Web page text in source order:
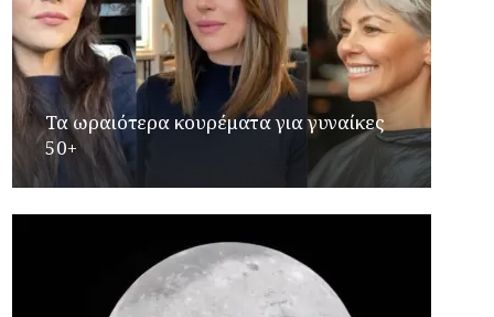
Τα ωραιότερα κουρέματα για γυναίκες
50+